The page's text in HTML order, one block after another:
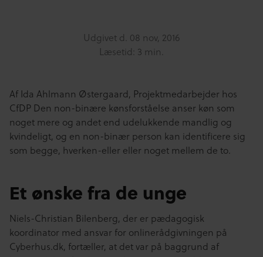
Udgivet d. 08 nov, 2016
Læsetid: 3 min.
Af Ida Ahlmann Østergaard, Projektmedarbejder hos
CfDP Den non-binære kønsforståelse anser køn som
noget mere og andet end udelukkende mandlig og
kvindeligt, og en non-binær person kan identificere sig
som begge, hverken-eller eller noget mellem de to.
Et ønske fra de unge
Niels-Christian Bilenberg, der er pædagogisk
koordinator med ansvar for onlinerådgivningen på
Cyberhus.dk, fortæller, at det var på baggrund af